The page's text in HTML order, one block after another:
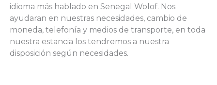
idioma más hablado en Senegal Wolof. Nos
ayudaran en nuestras necesidades, cambio de
moneda, telefonía y medios de transporte, en toda
nuestra estancia los tendremos a nuestra
disposición según necesidades.